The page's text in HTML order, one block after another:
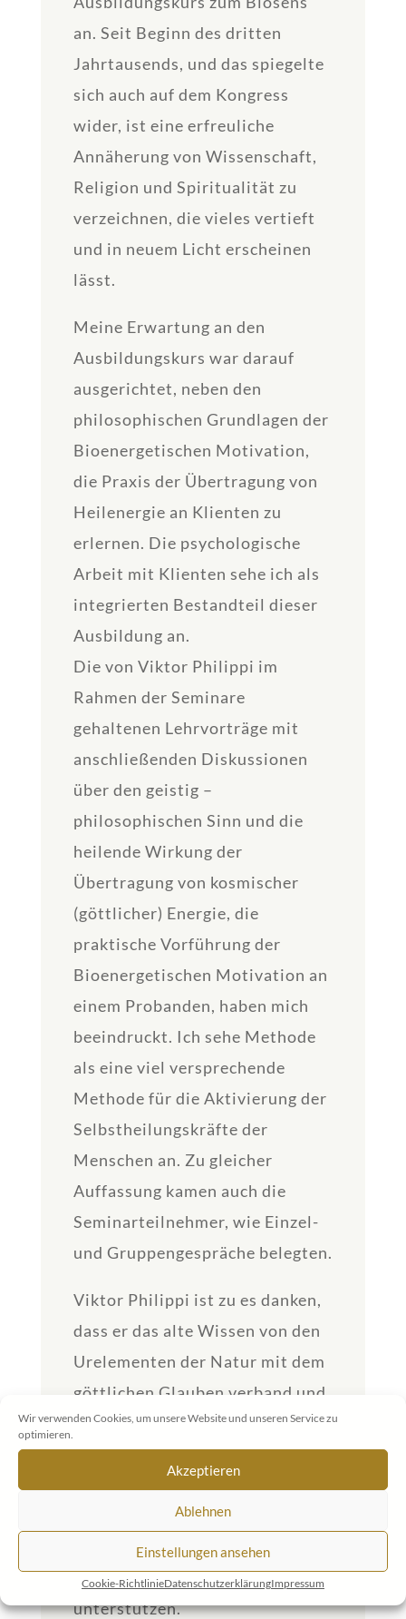
Wir verwenden Cookies, um unsere Website und unseren Service zu
optimieren.
Akzeptieren
Ablehnen
Einstellungen ansehen
Cookie-RichtlinieDatenschutzerklärungImpressum
an. Seit Beginn des dritten
Jahrtausends, und das spiegelte
sich auch auf dem Kongress
wider, ist eine erfreuliche
Annäherung von Wissenschaft,
Religion und Spiritualität zu
verzeichnen, die vieles vertieft
und in neuem Licht erscheinen
lässt.
Meine Erwartung an den
Ausbildungskurs war darauf
ausgerichtet, neben den
philosophischen Grundlagen der
Bioenergetischen Motivation,
die Praxis der Übertragung von
Heilenergie an Klienten zu
erlernen. Die psychologische
Arbeit mit Klienten sehe ich als
integrierten Bestandteil dieser
Ausbildung an.
Die von Viktor Philippi im
Rahmen der Seminare
gehaltenen Lehrvorträge mit
anschließenden Diskussionen
über den geistig –
philosophischen Sinn und die
heilende Wirkung der
Übertragung von kosmischer
(göttlicher) Energie, die
praktische Vorführung der
Bioenergetischen Motivation an
einem Probanden, haben mich
beeindruckt. Ich sehe Methode
als eine viel versprechende
Methode für die Aktivierung der
Selbstheilungskräfte der
Menschen an. Zu gleicher
Auffassung kamen auch die
Seminarteilnehmer, wie Einzel-
und Gruppengespräche belegten.
Viktor Philippi ist zu es danken,
dass er das alte Wissen von den
Urelementen der Natur mit dem
göttlichen Glauben verband und
dabei die Lehrmethode für die
Ausbildung zum Biosens
entwickelte. Mehr als tausend
Biosens haben ihr Diplom in der
Tasche und können aktiv mit
ihrem Wissen Heilungsprozesse
unterstützen.